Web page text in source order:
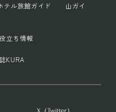
テル旅館ガイド
山ガイ
立ち情報
KURA